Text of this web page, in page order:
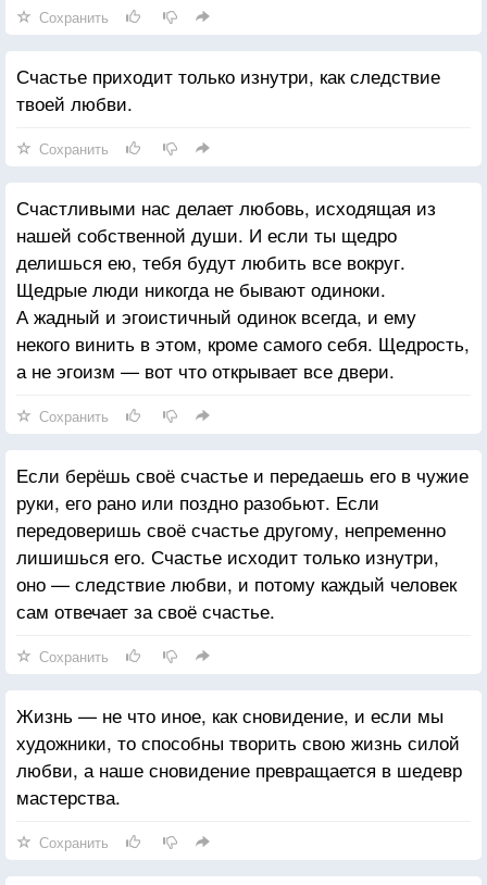
Сохранить
Счастье приходит только изнутри, как следствие
твоей любви.
Сохранить
Счастливыми нас делает любовь, исходящая из
нашей собственной души. И если ты щедро
делишься ею, тебя будут любить все вокруг.
Щедрые люди никогда не бывают одиноки.
А жадный и эгоистичный одинок всегда, и ему
некого винить в этом, кроме самого себя. Щедрость,
а не эгоизм — вот что открывает все двери.
Сохранить
Если берёшь своё счастье и передаешь его в чужие
руки, его рано или поздно разобьют. Если
передоверишь своё счастье другому, непременно
лишишься его. Счастье исходит только изнутри,
оно — следствие любви, и потому каждый человек
сам отвечает за своё счастье.
Сохранить
Жизнь — не что иное, как сновидение, и если мы
художники, то способны творить свою жизнь силой
любви, а наше сновидение превращается в шедевр
мастерства.
Сохранить